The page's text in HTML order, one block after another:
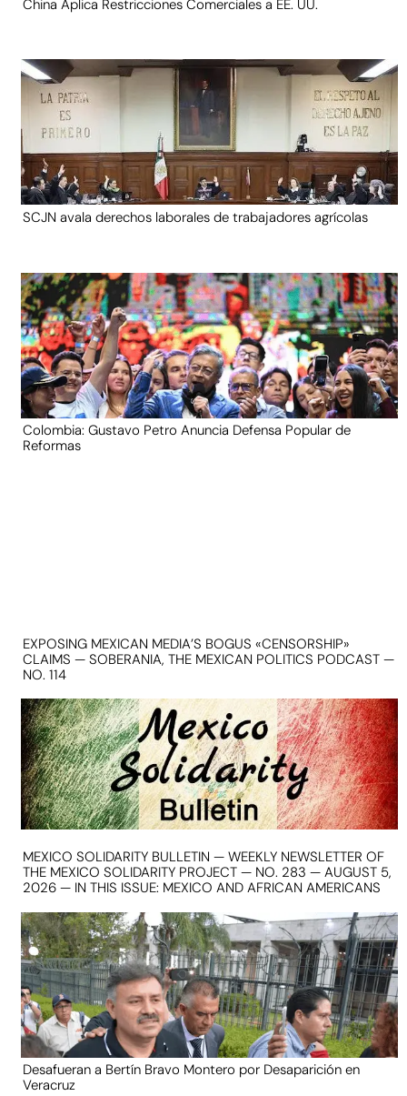
China Aplica Restricciones Comerciales a EE. UU.
SCJN avala derechos laborales de trabajadores agrícolas
Colombia: Gustavo Petro Anuncia Defensa Popular de
Reformas
EXPOSING MEXICAN MEDIA’S BOGUS «CENSORSHIP»
CLAIMS — SOBERANIA, THE MEXICAN POLITICS PODCAST —
NO. 114
MEXICO SOLIDARITY BULLETIN — WEEKLY NEWSLETTER OF
THE MEXICO SOLIDARITY PROJECT — NO. 283 — AUGUST 5,
2026 — IN THIS ISSUE: MEXICO AND AFRICAN AMERICANS
Desafueran a Bertín Bravo Montero por Desaparición en
Veracruz